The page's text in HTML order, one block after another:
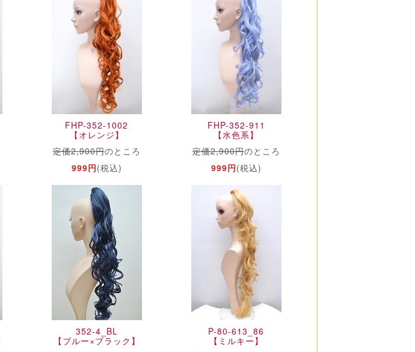
FHP-352-1002
【オレンジ】
定価2,900円のところ
999円(税込)
FHP-352-911
【水色系】
定価2,900円のところ
999円(税込)
352-4_BL
【ブルー×ブラック】
P-80-613_86
【ミルキー】